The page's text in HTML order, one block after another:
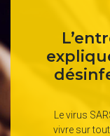
Le virus
vivre sur